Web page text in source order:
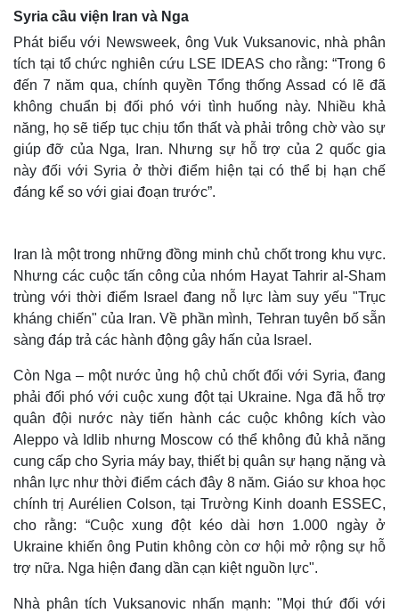
Thế giới
Quan sát
Cuộc sống đó đây
Multimedia
Video
Ảnh
E-Magazine
Infographic
Syria cầu viện Iran và Nga
Phát biểu với Newsweek, ông Vuk Vuksanovic, nhà phân
tích tại tổ chức nghiên cứu LSE IDEAS cho rằng: “Trong 6
đến 7 năm qua, chính quyền Tổng thống Assad có lẽ đã
không chuẩn bị đối phó với tình huống này. Nhiều khả
năng, họ sẽ tiếp tục chịu tổn thất và phải trông chờ vào sự
giúp đỡ của Nga, Iran. Nhưng sự hỗ trợ của 2 quốc gia
này đối với Syria ở thời điểm hiện tại có thể bị hạn chế
đáng kể so với giai đoạn trước”.
Iran là một trong những đồng minh chủ chốt trong khu vực.
Nhưng các cuộc tấn công của nhóm Hayat Tahrir al-Sham
trùng với thời điểm Israel đang nỗ lực làm suy yếu "Trục
kháng chiến" của Iran. Về phần mình, Tehran tuyên bố sẵn
sàng đáp trả các hành động gây hấn của Israel.
Còn Nga – một nước ủng hộ chủ chốt đối với Syria, đang
phải đối phó với cuộc xung đột tại Ukraine. Nga đã hỗ trợ
quân đội nước này tiến hành các cuộc không kích vào
Aleppo và Idlib nhưng Moscow có thể không đủ khả năng
cung cấp cho Syria máy bay, thiết bị quân sự hạng nặng và
nhân lực như thời điểm cách đây 8 năm. Giáo sư khoa học
chính trị Aurélien Colson, tại Trường Kinh doanh ESSEC,
cho rằng: “Cuộc xung đột kéo dài hơn 1.000 ngày ở
Ukraine khiến ông Putin không còn cơ hội mở rộng sự hỗ
trợ nữa. Nga hiện đang dần cạn kiệt nguồn lực".
Nhà phân tích Vuksanovic nhấn mạnh: "Mọi thứ đối với